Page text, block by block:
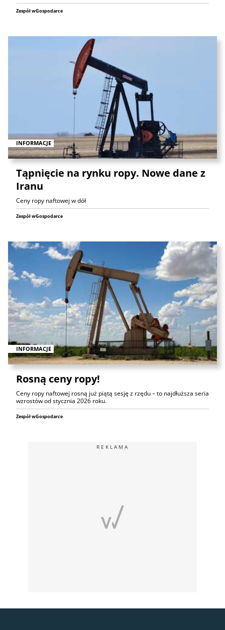
Zespół wGospodarce
INFORMACJE
Tąpnięcie na rynku ropy. Nowe dane z
Iranu
Ceny ropy naftowej w dół
Zespół wGospodarce
INFORMACJE
Rosną ceny ropy!
Ceny ropy naftowej rosną już piątą sesję z rzędu – to najdłuższa seria
wzrostów od stycznia 2026 roku.
Zespół wGospodarce
REKLAMA